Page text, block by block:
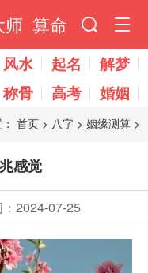
师 算命
风水 起名
解梦
称骨 高考 婚姻
首页 > 八字 > 姻缘测算 >
感觉
：2024-07-25